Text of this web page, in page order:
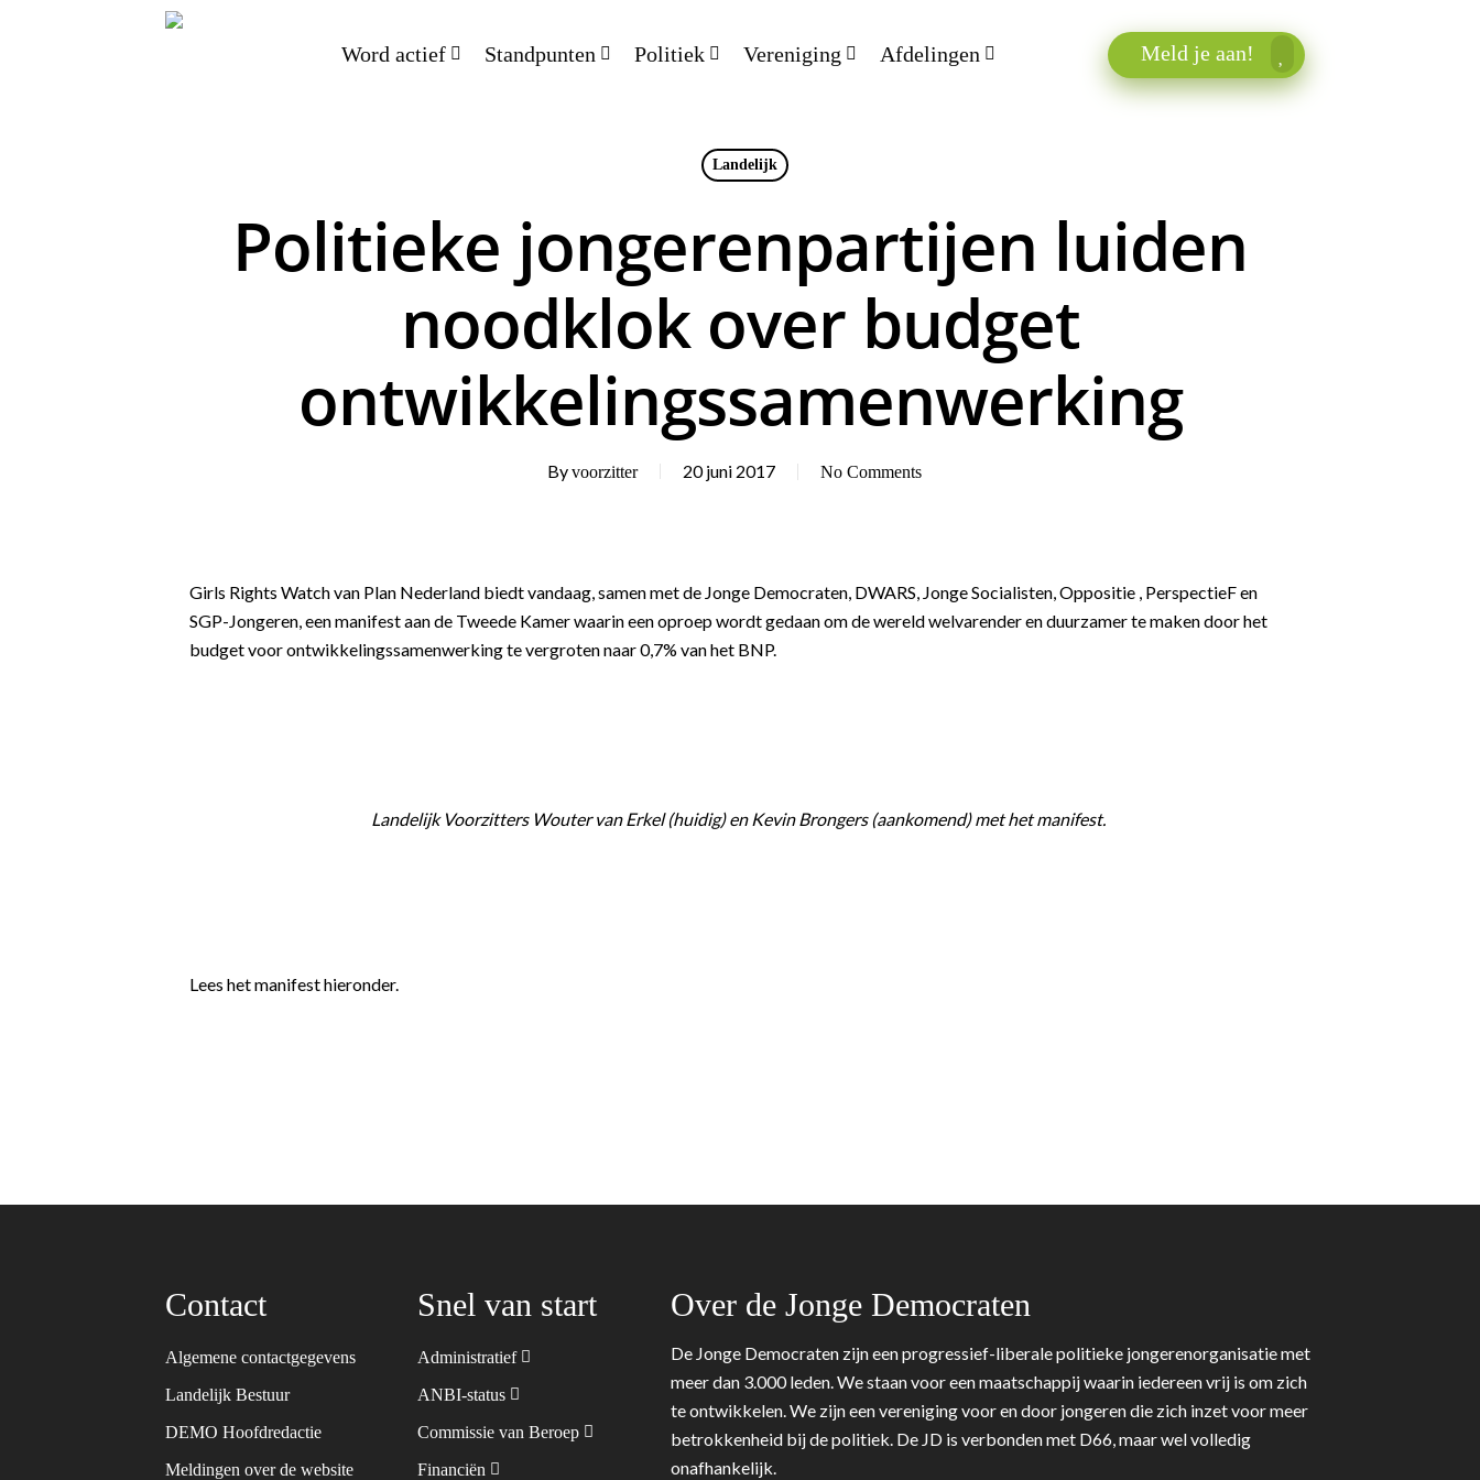
Word actief Standpunten Politiek Vereniging Afdelingen Meld je aan!
Landelijk
Politieke jongerenpartijen luiden
noodklok over budget
ontwikkelingssamenwerking
Byvoorzitter 20 juni 2017 No Comments
Girls Rights Watch van Plan Nederland biedt vandaag, samen met de Jonge Democraten, DWARS, Jonge Socialisten, Oppositie , PerspectieF en
SGP-Jongeren, een manifest aan de Tweede Kamer waarin een oproep wordt gedaan om de wereld welvarender en duurzamer te maken door het
budget voor ontwikkelingssamenwerking te vergroten naar 0,7% van het BNP.
Landelijk Voorzitters Wouter van Erkel (huidig) en Kevin Brongers (aankomend) met het manifest.
Lees het manifest hieronder.
Contact
Algemene contactgegevens
Landelijk Bestuur
DEMO Hoofdredactie
Meldingen over de website
Snel van start
Administratief
ANBI-status
Commissie van Beroep
Financiën
Over de Jonge Democraten
De Jonge Democraten zijn een progressief-liberale politieke jongerenorganisatie met
meer dan 3.000 leden. We staan voor een maatschappij waarin iedereen vrij is om zich
te ontwikkelen. We zijn een vereniging voor en door jongeren die zich inzet voor meer
betrokkenheid bij de politiek. De JD is verbonden met D66, maar wel volledig
onafhankelijk.